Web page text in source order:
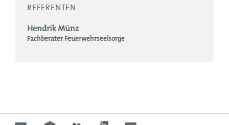
REFERENTEN
Hendrik Münz
Fachberater Feuerwehrseelsorge